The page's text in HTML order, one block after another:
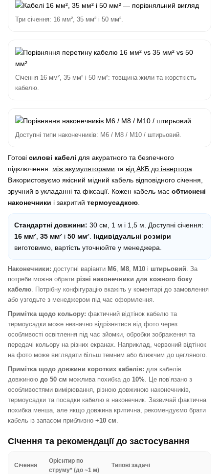
Три січення: 16 мм², 35 мм² і 50 мм².
Січення 16 мм², 35 мм² і 50 мм²: товщина жили та жорсткість
кабелю.
Доступні типи наконечників: M6 / M8 / M10 / штирьовий.
Готові силові кабелі для акуратного та безпечного
підключення: між акумуляторами та від АКБ до інвертора.
Використовуємо якісний мідний кабель відповідного січення,
зручний в укладанні та фіксації. Кожен кабель має обтиснені
наконечники і закритий термоусадкою.
Стандартні довжини: 30 см, 1 м і 1,5 м. Доступні січення:
16 мм² 35 мм² і 50 мм² Індивідуальні розміри —
виготовимо, вартість уточнюйте у менеджера.
Наконечники: доступні варіанти M6, M8, M10 і штирьовий. За
потреби можна обрати різні наконечники для кожного боку
кабелю. Потрібну конфігурацію вкажіть у коментарі до замовлення
або узгодьте з менеджером під час оформлення.
Примітка щодо кольору: фактичний відтінок кабелю та
термоусадки може незначно відрізнятися від фото через
особливості освітлення під час зйомки, обробки зображення та
передачі кольору на різних екранах. Наприклад, червоний відтінок
на фото може виглядати більш темним або ближчим до цегляного.
Примітка щодо довжини коротких кабелів: для кабелів
довжиною до 50 см можлива похибка до 10%. Це пов’язано з
особливостями вимірювання, різною довжиною наконечників,
термоусадки та посадки кабелю в наконечник. Зазвичай фактична
похибка менша, але якщо довжина критична, рекомендуємо брати
кабель із запасом приблизно +10 см.
Січення та рекомендації до застосування
Січення
Орієнтир по
струму* (до ~1 м)
Типові задачі